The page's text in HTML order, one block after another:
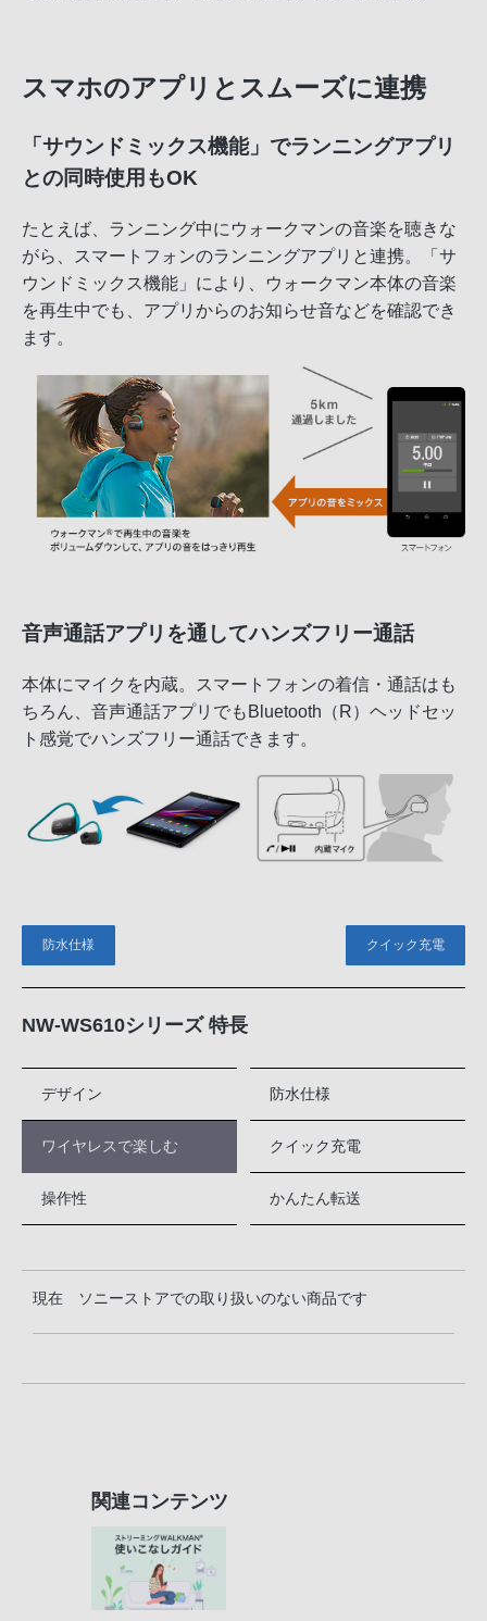
スマホのアプリとスムーズに連携
「サウンドミックス機能」でランニングアプリ
との同時使用もOK
たとえば、ランニング中にウォークマンの音楽を聴きな
がら、スマートフォンのランニングアプリと連携。「サ
ウンドミックス機能」により、ウォークマン本体の音楽
を再生中でも、アプリからのお知らせ音などを確認でき
ます。
音声通話アプリを通してハンズフリー通話
本体にマイクを内蔵。スマートフォンの着信・通話はも
ちろん、音声通話アプリでもBluetooth（R）ヘッドセッ
ト感覚でハンズフリー通話できます。
防水仕様 クイック充電
NW-WS610シリーズ 特長
デザイン 防水仕様
ワイヤレスで楽しむ クイック充電
操作性 かんたん転送
現在 ソニーストアでの取り扱いのない商品です
関連コンテンツ